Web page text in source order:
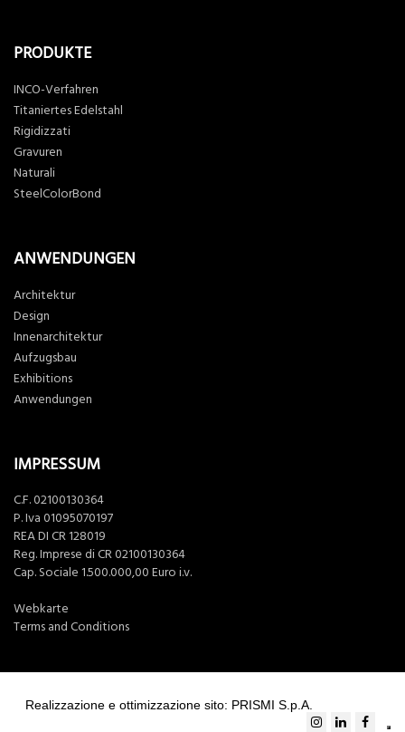
PRODUKTE
INCO-Verfahren
Titaniertes Edelstahl
Rigidizzati
Gravuren
Naturali
SteelColorBond
ANWENDUNGEN
Architektur
Design
Innenarchitektur
Aufzugsbau
Exhibitions
Anwendungen
IMPRESSUM
C.F. 02100130364
P. Iva 01095070197
REA DI CR 128019
Reg. Imprese di CR 02100130364
Cap. Sociale 1.500.000,00 Euro i.v.
Webkarte
Terms and Conditions
Realizzazione e ottimizzazione sito: PRISMI S.p.A.